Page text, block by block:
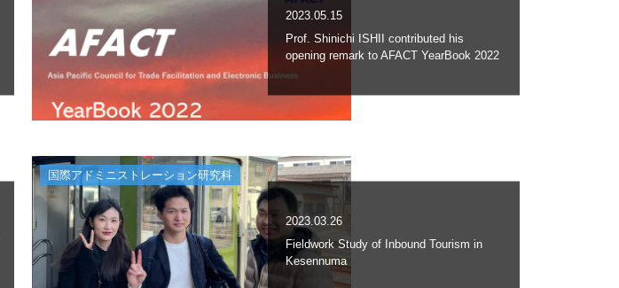
2023.05.15
Prof. Shinichi ISHII contributed his
opening remark to AFACT YearBook 2022
国際アドミニストレーション研究科
2023.03.26
Fieldwork Study of Inbound Tourism in
Kesennuma